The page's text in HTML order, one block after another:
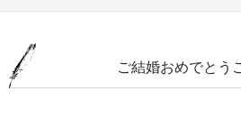
ご結婚おめでとう